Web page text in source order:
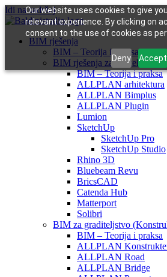
Our website uses cookies to give
relevant experience. By clicking on
consent to the use of cookies as per
Deny Accept
Idi na sadržaj
BIM rješenja
BIM – Teorija i praksa
BIM rješenja za arhitekte
BIM – Teorija i praksa
ALLPLAN arhitektura
ALLPLAN Bimplus
ALLPLAN Plugin
Lumion
SketchUp
SketchUp Pro
SketchUp Studio
Rhino 3D
Bluebeam Revu
BricsCAD
Catenda Hub
Matterport
Solibri
BIM za graditeljstvo
BIM – Teorija i praksa
ALLPLAN
ALLPLAN Road
ALLPLAN Bridge